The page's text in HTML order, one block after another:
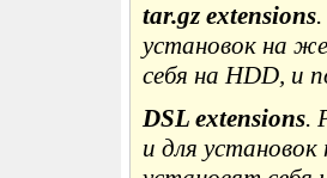
tar.gz extensions
установок на
себя на HDD, и
DSL extensions.
и для